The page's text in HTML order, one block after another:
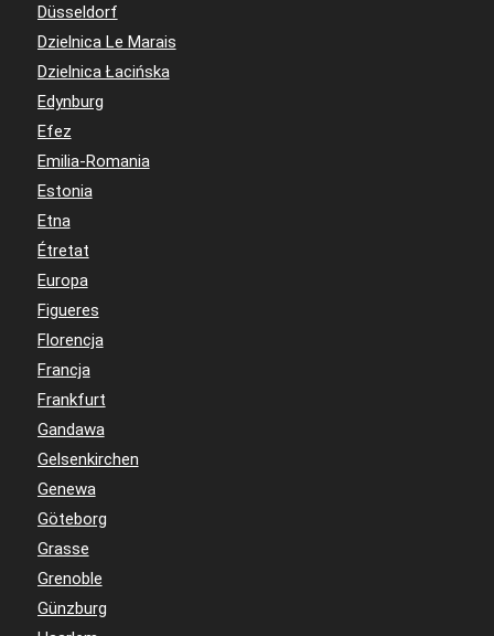
Düsseldorf
Dzielnica Le Marais
Dzielnica Łacińska
Edynburg
Efez
Emilia-Romania
Estonia
Etna
Étretat
Europa
Figueres
Florencja
Francja
Frankfurt
Gandawa
Gelsenkirchen
Genewa
Göteborg
Grasse
Grenoble
Günzburg